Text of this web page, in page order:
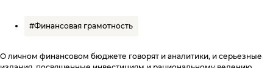
Получить справку
Оплатить вЛК
История компании
#Финансовая грамотность
О личном финансовом бюджете говорят и аналитики, и серьезные